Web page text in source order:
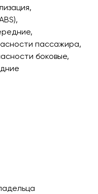
пассажира,
боковые,